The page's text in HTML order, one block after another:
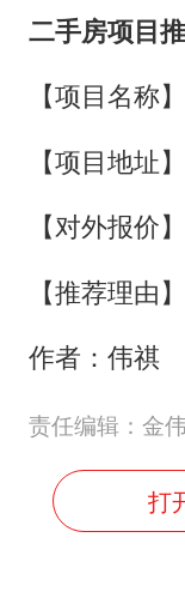
二手房项目
【项目名称】
【项目地址
【对外报价
【推荐理由
作者：伟祺
责任编辑：金
打